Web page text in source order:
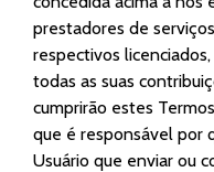
prestadores de
respectivos
todas as suas
cumprirão estes
que é responsável por
Usuário que enviar ou